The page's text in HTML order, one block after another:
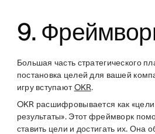
9.
Большая часть стратегического
постановка целей для вашей
игру вступаютOKR.
OKR расшифровывается как
результаты». Этот фреймворк
ставить цели и достигать их. Она